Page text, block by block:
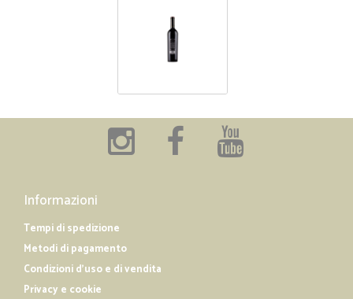
Informazioni
Tempi di spedizione
Metodi di pagamento
Condizioni d'uso e di vendita
Privacy e cookie